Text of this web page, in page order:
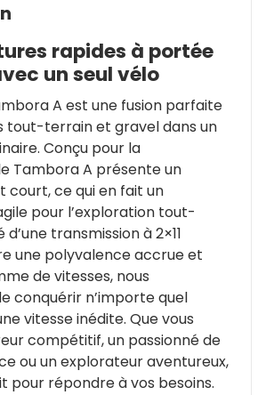
rapides à portée
un seul vélo
A est une fusion parfaite
tout-terrain et gravel dans un
Conçu pour la
Tambora A présente un
ce qui en fait un
pour l’exploration tout-
transmission à 2×11
une polyvalence accrue et
de vitesses, nous
conquérir n’importe quel
vitesse inédite. Que vous
compétitif, un passionné de
ou un explorateur aventureux,
pour répondre à vos besoins.